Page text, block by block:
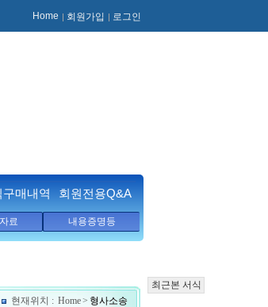
Home 회원가입 로그인
구매내역 회원전용Q&A
료 내용증명등
현재위치 : Home> 형사소송
최근본 서식